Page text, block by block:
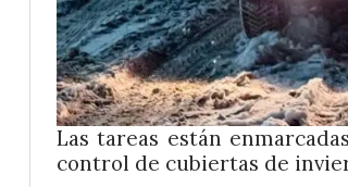
Las tareas están
control de cubiertas de